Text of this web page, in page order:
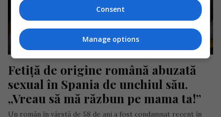
Fetiță de origine română abuzată
sexual în Spania de unchiul său.
„Vreau să mă răzbun pe mama ta!”
Un român în vârstă de 58 de ani a fost condamnat recent în
Consent
Manage options